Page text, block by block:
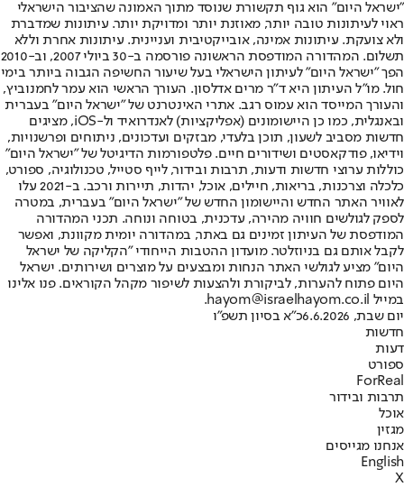
"ישראל היום" הוא גוף תקשורת שנוסד מתוך האמונה שהציבור הישראלי
ראוי לעיתונות טובה יותר, מאוזנת יותר ומדויקת יותר. עיתונות שמדברת
ולא צועקת. עיתונות אמינה, אובייקטיבית ועניינית. עיתונות אחרת וללא
תשלום. המהדורה המודפסת הראשונה פורסמה ב-30 ביולי 2007, וב-2010
הפך "ישראל היום" לעיתון הישראלי בעל שיעור החשיפה הגבוה ביותר בימי
חול. מו"ל העיתון היא ד"ר מרים אדלסון. העורך הראשי הוא עמר לחמנוביץ,
והעורך המייסד הוא עמוס רגב. אתרי האינטרנט של "ישראל היום" בעברית
ובאנגלית, כמו כן היישומונים (אפליקציות) לאנדרואיד ול-iOS, מציגים
חדשות מסביב לשעון, תוכן בלעדי, מבזקים ועדכונים, ניתוחים ופרשנויות,
וידיאו, פודקאסטים ושידורים חיים. פלטפורמות הדיגיטל של "ישראל היום"
כוללות ערוצי חדשות ודעות, תרבות ובידור, לייף סטייל, טכנולוגיה, ספורט,
כלכלה וצרכנות, בריאות, חיילים, אוכל, יהדות, תיירות ורכב. ב-2021 עלו
לאוויר האתר החדש והיישומון החדש של "ישראל היום" בעברית, במטרה
לספק לגולשים חוויה מהירה, עדכנית, בטוחה ונוחה. תכני המהדורה
המודפסת של העיתון זמינים גם באתר, במהדורה יומית מקוונת, ואפשר
לקבל אותם גם בניוזלטר. מועדון ההטבות הייחודי "הקליקה של ישראל
היום" מציע לגולשי האתר הנחות ומבצעים על מוצרים ושירותים. ישראל
היום פתוח להערות, לביקורת ולהצעות לשיפור מקהל הקוראים. פנו אלינו
במייל hayom@israelhayom.co.il.
יום שבת, 6.6.2026
כ"א בסיון תשפ"ו
חדשות
דעות
ספורט
ForReal
תרבות ובידור
אוכל
מגזין
אנחנו מגייסים
English
X